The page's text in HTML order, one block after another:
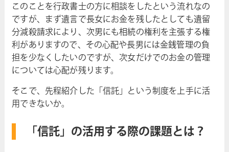
このことを行政書士の方に相談をしたという流れなの
ですが、まず遺言で長女にお金を残したとしても遺留
分減殺請求により、次男にも相続の権利を主張する権
利がありますので、その心配や長男には金銭管理の負
担を少なくしたいのですが、次女だけでのお金の管理
については心配が残ります。
そこで、先程紹介した「信託」という制度を上手に活
用できないか。
「信託」の活用する際の課題とは？